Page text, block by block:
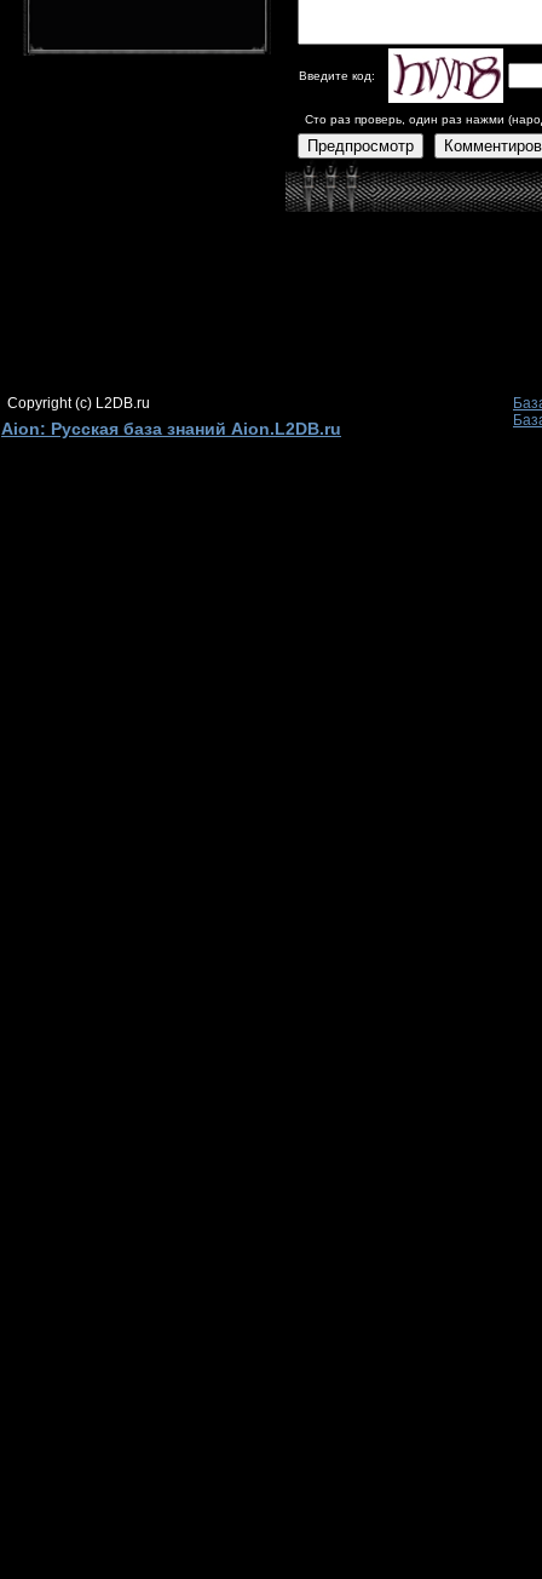
Введите код:
Сто раз проверь, один раз нажми
Предпросмотр
Copyright (c) L2DB.ru
Aion: Русская база знаний Aion.L2DB.ru